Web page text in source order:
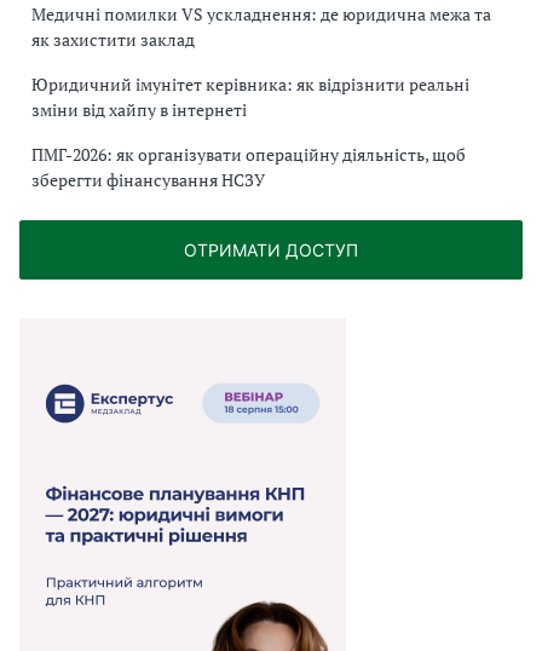
Медичні помилки VS ускладнення: де юридична межа та
як захистити заклад
Юридичний імунітет керівника: як відрізнити реальні
зміни від хайпу в інтернеті
ПМГ-2026: як організувати операційну діяльність, щоб
зберегти фінансування НСЗУ
ОТРИМАТИ ДОСТУП